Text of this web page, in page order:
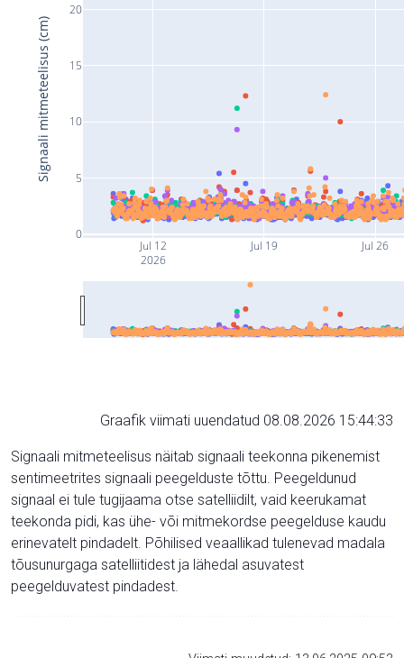
Jul 12
2026
Jul 19 Jul 26
0
5
10
15
20
Signaali mitmeteelisus (cm)
Graafik viimati uuendatud 08.08.2026 15:44:33
Signaali mitmeteelisus näitab signaali teekonna pikenemist
sentimeetrites signaali peegelduste tõttu. Peegeldunud
signaal ei tule tugijaama otse satelliidilt, vaid keerukamat
teekonda pidi, kas ühe- või mitmekordse peegelduse kaudu
erinevatelt pindadelt. Põhilised veaallikad tulenevad madala
tõusunurgaga satelliitidest ja lähedal asuvatest
peegelduvatest pindadest.